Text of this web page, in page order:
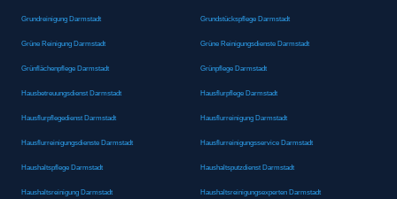
Grundreinigung Darmstadt Grundstückspflege Darmstadt
Grüne Reinigung Darmstadt Grüne Reinigungsdienste Darmstadt
Grünflächenpflege Darmstadt Grünpflege Darmstadt
Hausbetreuungsdienst Darmstadt Hausflurpflege Darmstadt
Hausflurpflegedienst Darmstadt Hausflurreinigung Darmstadt
Hausflurreinigungsdienste Darmstadt Hausflurreinigungsservice Darmstadt
Haushaltspflege Darmstadt Haushaltsputzdienst Darmstadt
Haushaltsreinigung Darmstadt Haushaltsreinigungsexperten Darmstadt